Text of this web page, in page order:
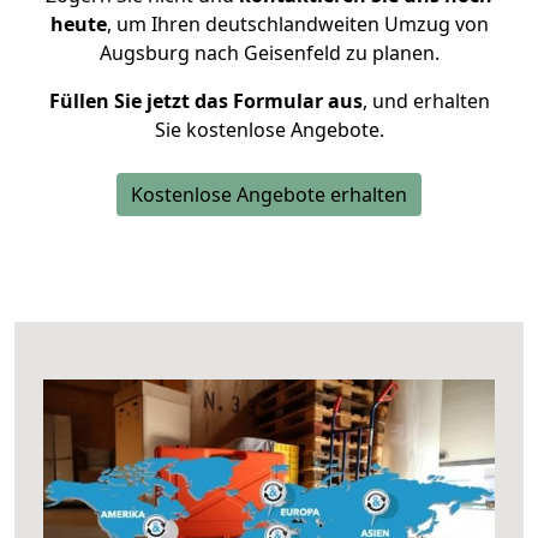
heute, um Ihren deutschlandweiten Umzug von
Augsburg nach Geisenfeld zu planen.
Füllen Sie jetzt das Formular aus, und erhalten
Sie kostenlose Angebote.
Kostenlose Angebote erhalten